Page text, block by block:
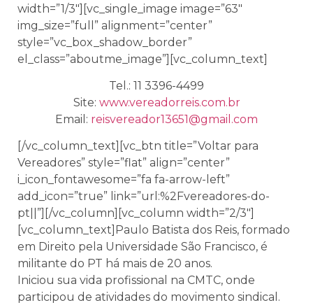
width=”1/3″][vc_single_image image=”63″
img_size=”full” alignment=”center”
style=”vc_box_shadow_border”
el_class=”aboutme_image”][vc_column_text]
Tel.: 11 3396-4499
Site: www.vereadorreis.com.br
Email: reisvereador13651@gmail.com
[/vc_column_text][vc_btn title=”Voltar para
Vereadores” style=”flat” align=”center”
i_icon_fontawesome=”fa fa-arrow-left”
add_icon=”true” link=”url:%2Fvereadores-do-
pt||”][/vc_column][vc_column width=”2/3″]
[vc_column_text]Paulo Batista dos Reis, formado
em Direito pela Universidade São Francisco, é
militante do PT há mais de 20 anos.
Iniciou sua vida profissional na CMTC, onde
participou de atividades do movimento sindical.